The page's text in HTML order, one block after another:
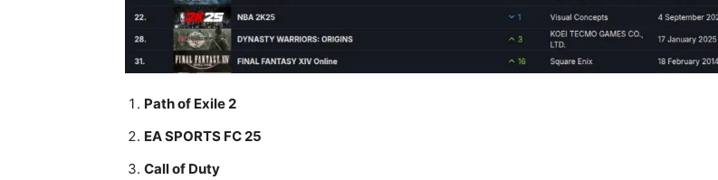
Path of Exile 2
EA SPORTS FC 25
Call of Duty